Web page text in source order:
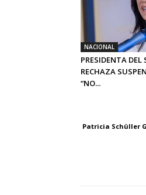
NACIONAL
PRESIDENTA DEL
RECHAZA
“NO...
Patricia Schüller